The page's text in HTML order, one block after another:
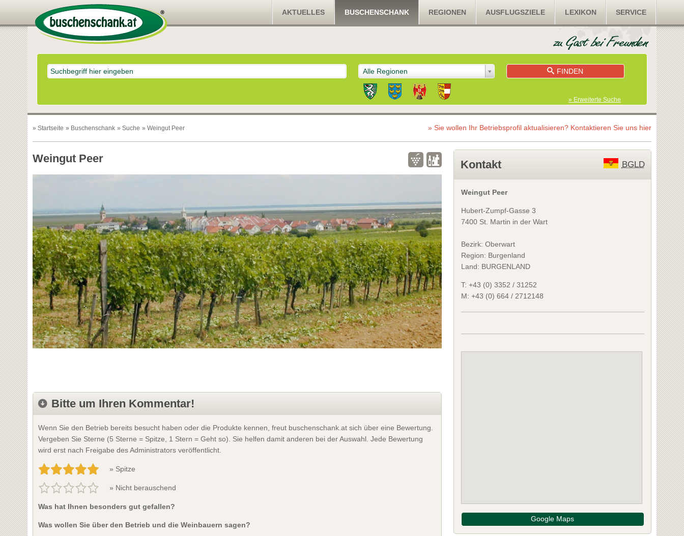
AKTUELLES BUSCHENSCHANK REGIONEN AUSFLUGSZIELE LEXIKON SERVICE
Alle Regionen FINDEN
» Erweiterte Suche
» Startseite » Buschenschank » Suche » Weingut Peer
Weingut Peer
Bitte um Ihren Kommentar!
Wenn Sie den Betrieb bereits besucht haben oder die Produkte kennen, freut buschenschank.at sich über eine Bewertung.
Vergeben Sie Sterne (5 Sterne = Spitze, 1 Stern = Geht so). Sie helfen damit anderen bei der Auswahl. Jede Bewertung
wird erst nach Freigabe des Administrators veröffentlicht.
» Spitze
» Nicht berauschend
Was hat Ihnen besonders gut gefallen?
Was wollen Sie über den Betrieb und die Weinbauern sagen?
» Sie wollen Ihr Betriebsprofil aktualisieren? Kontaktieren Sie uns hier
Kontakt BGLD
Weingut Peer
Hubert-Zumpf-Gasse 3
7400 St. Martin in der Wart
Bezirk: Oberwart
Region: Burgenland
Land: BURGENLAND
T: +43 (0) 3352 / 31252
M: +43 (0) 664 / 2712148
Google Maps